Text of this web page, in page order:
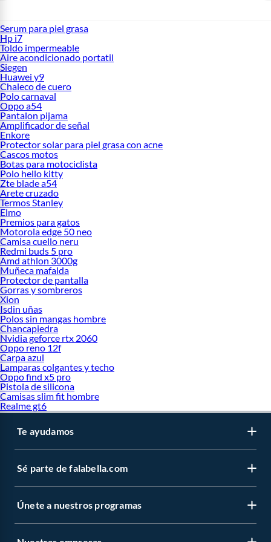
Serum para piel grasa
Hp i7
Toldo impermeable
Aire acondicionado portatil
Siegen
Huawei y9
Chaleco de cuero
Polo carnaval
Oppo a54
Pantalon pijama
Amplificador de señal
Enkore
Protector solar para piel grasa con acne
Cascos motos
Botas para motociclista
Polo hello kitty
Zte blade a54
Arete cruzado
Termos Stanley
Elmo
Premios para gatos
Motorola edge 50 neo
Camisa cuello neru
Redmi buds 5 pro
Amd athlon 3000g
Muñeca mafalda
Protector de pantalla
Gorras y sombreros
Xion
Isdin uñas
Polos sin mangas hombre
Chancapiedra
Nvidia geforce rtx 2060
Oppo reno 12f
Carpa azul
Lamparas colgantes y techo
Oppo find x5 pro
Pistola de silicona
Camisas slim fit hombre
Realme gt6
Te ayudamos
Sé parte de falabella.com
Únete a nuestros programas